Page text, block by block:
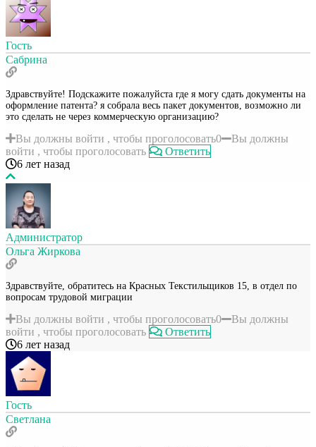
Гость
Сабрина
Здравствуйте! Подскажите пожалуйста где я могу сдать документы на
оформление патента? я собрала весь пакет документов, возможно ли
это сделать не через коммерческую организацию?
Вы должны войти , чтобы проголосовать0
Вы должны
войти , чтобы проголосовать
Ответить
6 лет назад
Администратор
Ольга Жиркова
Здравствуйте, обратитесь на Красных Текстильщиков 15, в отдел по
вопросам трудовой миграции
Вы должны войти , чтобы проголосовать0
Вы должны
войти , чтобы проголосовать
Ответить
6 лет назад
Гость
Светлана